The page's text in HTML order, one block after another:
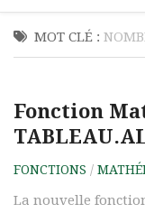
MOT CLÉ :
Fonction
FONCTIONS /
La nouvelle